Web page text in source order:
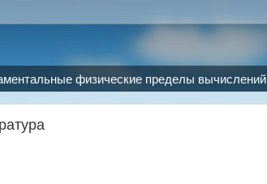
физические пределы вычислений